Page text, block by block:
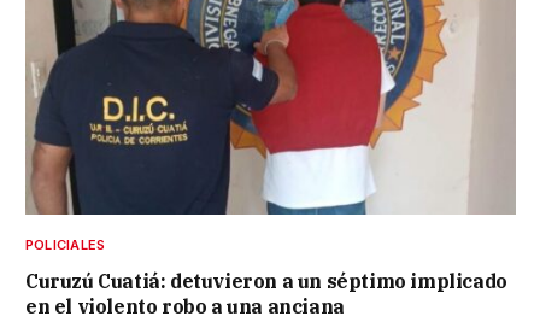
POLICIALES
Curuzú Cuatiá: detuvieron a un séptimo implicado
en el violento robo a una anciana